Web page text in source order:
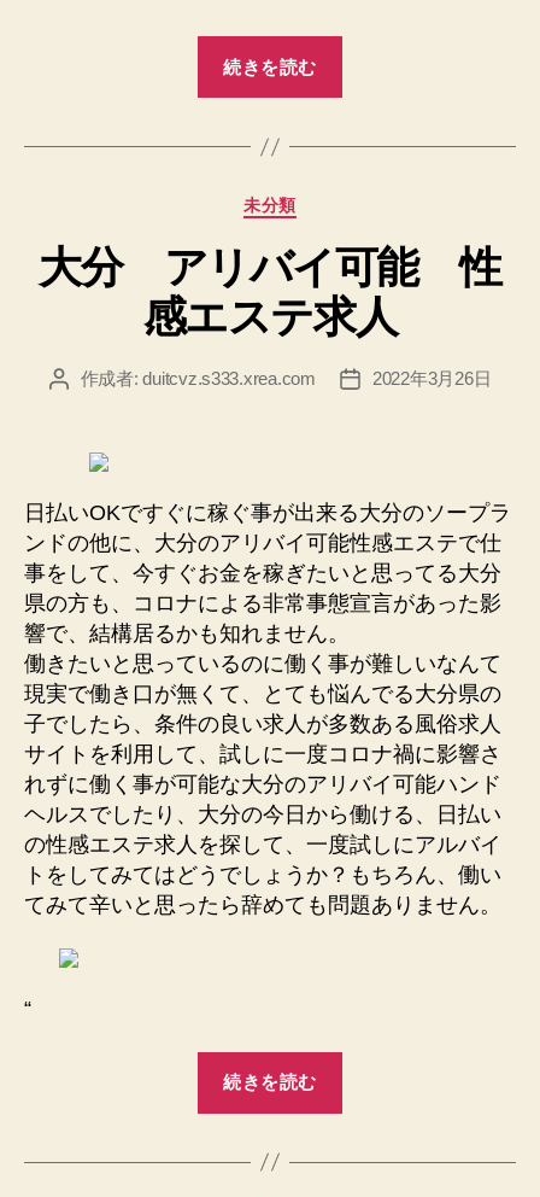
続きを読む
ロ
で
も
出
来
る
レ
デ
ィ
求
カ
ゴ
リ
ー
未分類
大分 アリバイ可能 性
感エステ求人
投 作成者:duitcvz.s333.xrea.com
投
2022年3月26日
日払いOKですぐに稼ぐ事が出来る大分のソープラ
ンドの他に、大分のアリバイ可能性感エステで仕
事をして、今すぐお金を稼ぎたいと思ってる大分
県の方も、コロナによる非常事態宣言があった影
響で、結構居るかも知れません。
働きたいと思っているのに働く事が難しいなんて
現実で働き口が無くて、とても悩んでる大分県の
子でしたら、条件の良い求人が多数ある風俗求人
サイトを利用して、試しに一度コロナ禍に影響さ
れずに働く事が可能な大分のアリバイ可能ハンド
ヘルスでしたり、大分の今日から働ける、日払い
の性感エステ求人を探して、一度試しにアルバイ
トをしてみてはどうでしょうか？もちろん、働い
てみて辛いと思ったら辞めても問題ありません。
“
続きを読む
リ